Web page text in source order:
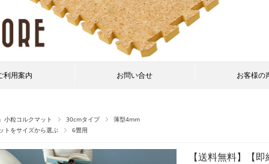
利用案内 お問い合せ お客様の
小粒コルクマット 30cmタイプ
薄型4mm
トをサイズから選ぶ
6畳用
【送料無料】【